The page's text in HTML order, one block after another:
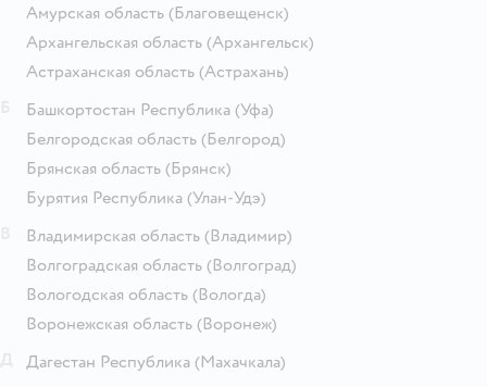
Амурская область (Благовещенск)
Архангельская область (Архангельск)
Астраханская область (Астрахань)
Башкортостан Республика (Уфа)
Белгородская область (Белгород)
Брянская область (Брянск)
Бурятия Республика (Улан-Удэ)
Владимирская область (Владимир)
Волгоградская область (Волгоград)
Вологодская область (Вологда)
Воронежская область (Воронеж)
Дагестан Республика (Махачкала)